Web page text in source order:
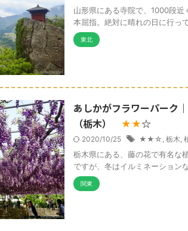
山形県にある寺院で、1000段近
本屈指。絶対に晴れの日に行っ
東北
あしかがフラワーパーク
（栃木）
★★☆
2020/10/25 ★★☆ 栃木
栃木県にある、藤の花で有名な
ですが、冬はイルミネーション
関東